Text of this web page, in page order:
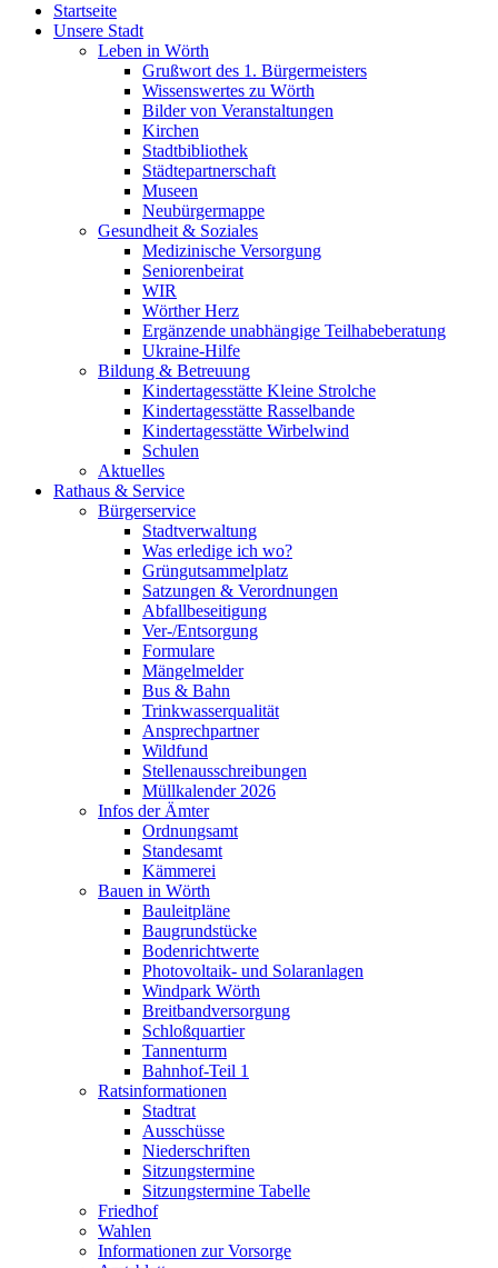
Startseite
Unsere Stadt
Leben in Wörth
Grußwort des 1. Bürgermeisters
Wissenswertes zu Wörth
Bilder von Veranstaltungen
Kirchen
Stadtbibliothek
Städtepartnerschaft
Museen
Neubürgermappe
Gesundheit & Soziales
Medizinische Versorgung
Seniorenbeirat
WIR
Wörther Herz
Ergänzende unabhängige Teilhabeberatung
Ukraine-Hilfe
Bildung & Betreuung
Kindertagesstätte Kleine Strolche
Kindertagesstätte Rasselbande
Kindertagesstätte Wirbelwind
Schulen
Aktuelles
Rathaus & Service
Bürgerservice
Stadtverwaltung
Was erledige ich wo?
Grüngutsammelplatz
Satzungen & Verordnungen
Abfallbeseitigung
Ver-/Entsorgung
Formulare
Mängelmelder
Bus & Bahn
Trinkwasserqualität
Ansprechpartner
Wildfund
Stellenausschreibungen
Müllkalender 2026
Infos der Ämter
Ordnungsamt
Standesamt
Kämmerei
Bauen in Wörth
Bauleitpläne
Baugrundstücke
Bodenrichtwerte
Photovoltaik- und Solaranlagen
Windpark Wörth
Breitbandversorgung
Schloßquartier
Tannenturm
Bahnhof-Teil 1
Ratsinformationen
Stadtrat
Ausschüsse
Niederschriften
Sitzungstermine
Sitzungstermine Tabelle
Friedhof
Wahlen
Informationen zur Vorsorge